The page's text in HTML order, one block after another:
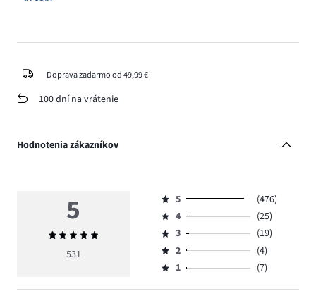
Doprava zadarmo od 49,99 €
100 dní na vrátenie
Hodnotenia zákazníkov
5
Priemerné
hodnotenie
531
Hodnotenie
5,
počet
hlasov
476.
5
(476)
Hodnotenie
4,
počet
hlasov
4
(25)
Hodnotenie
3,
počet
3
(19)
Hodnotenie
2,
2
(4)
Hodnotenie
1,
1 (7)